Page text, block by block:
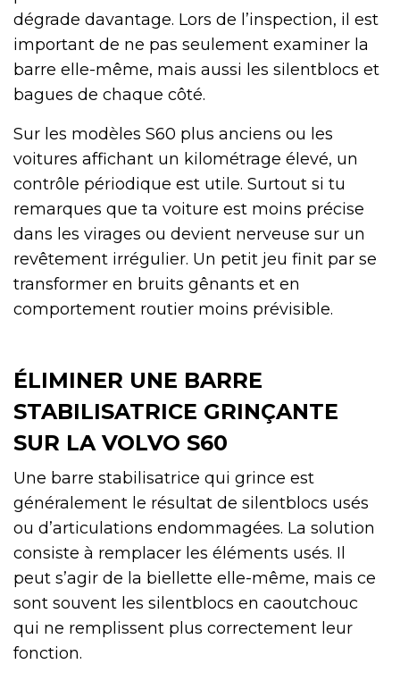
dégrade davantage. Lors de l’inspection, il est
important de ne pas seulement examiner la
barre elle-même, mais aussi les silentblocs et
bagues de chaque côté.
Sur les modèles S60 plus anciens ou les
voitures affichant un kilométrage élevé, un
contrôle périodique est utile. Surtout si tu
remarques que ta voiture est moins précise
dans les virages ou devient nerveuse sur un
revêtement irrégulier. Un petit jeu finit par se
transformer en bruits gênants et en
comportement routier moins prévisible.
ÉLIMINER UNE BARRE
STABILISATRICE GRINÇANTE
SUR LA VOLVO S60
Une barre stabilisatrice qui grince est
généralement le résultat de silentblocs usés
ou d’articulations endommagées. La solution
consiste à remplacer les éléments usés. Il
peut s’agir de la biellette elle-même, mais ce
sont souvent les silentblocs en caoutchouc
qui ne remplissent plus correctement leur
fonction.